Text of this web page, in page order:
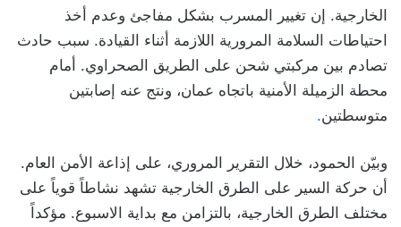
الخارجية. إن تغيير المسرب بشكل مفاجئ وعدم أخذ
احتياطات السلامة المرورية اللازمة أثناء القيادة. سبب حادث
تصادم بين مركبتي شحن على الطريق الصحراوي. أمام
محطة الزميلة الأمنية باتجاه عمان، ونتج عنه إصابتين
متوسطتين.
وبيّن الحمود، خلال التقرير المروري، على إذاعة الأمن العام.
أن حركة السير على الطرق الخارجية تشهد نشاطاً قوياً على
مختلف الطرق الخارجية، بالتزامن مع بداية الاسبوع. مؤكداً